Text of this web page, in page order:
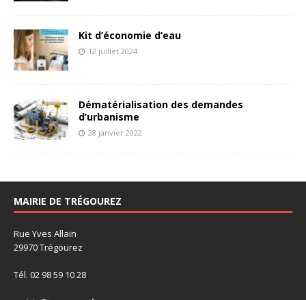
Kit d’économie d’eau
12 juillet 2024
Dématérialisation des demandes
d’urbanisme
28 janvier 2022
MAIRIE DE TRÉGOUREZ
Rue Yves Allain
29970 Trégourez
Tél. 02 98 59 10 28